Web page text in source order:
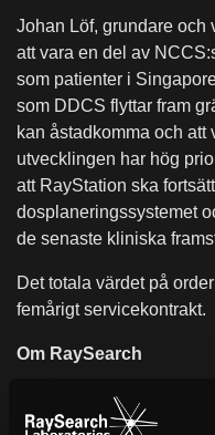
Johan Löf, grundare och
att vara en del av
som patienter i
som DDCS flyttar fram
kan åstadkomma och att
utvecklingen har hög
att RayStation ska
dosplaneringssystemet
de senaste kliniska
Det totala värdet på
femårigt servicekontrakt.
Om RaySearch
RaySearch Laboratories
företag som utvecklar